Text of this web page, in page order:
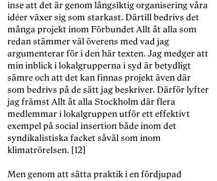
inse att det är genom långsiktig organisering våra
idéer växer sig som starkast. Därtill bedrivs det
många projekt inom Förbundet Allt åt alla som
redan stämmer väl överens med vad jag
argumenterar för i den här texten. Jag medger att
min inblick i lokalgrupperna i syd är betydligt
sämre och att det kan finnas projekt även där
som bedrivs på de sätt jag beskriver. Därför lyfter
jag främst Allt åt alla Stockholm där flera
medlemmar i lokalgruppen utför ett effektivt
exempel på social insertion både inom det
syndikalistiska facket såväl som inom
klimatrörelsen. [12]
Men genom att sätta praktik i en fördjupad